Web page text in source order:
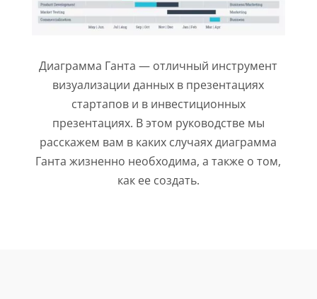
Диаграмма Ганта — отличный инструмент
визуализации данных в презентациях
стартапов и в инвестиционных
презентациях. В этом руководстве мы
расскажем вам в каких случаях диаграмма
Ганта жизненно необходима, а также о том,
как ее создать.